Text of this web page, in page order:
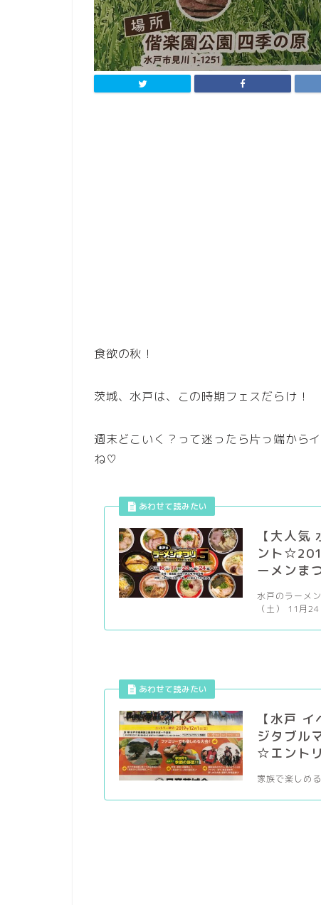
食欲の秋！
茨城、水戸は、この時期フェスだらけ！
週末どこいく？って迷ったら片っ端から
ね♡
【大人気
ント
ーメンま
水戸のラーメ
（土） 11月
【水戸
ジタブル
☆エント
家族で楽しめ